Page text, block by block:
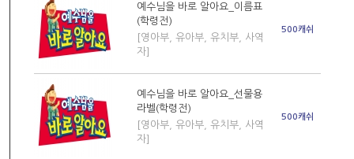
예수님을 바로 알아요_이름표
(학령전)
[영아부, 유아부, 유치부, 사역
자]
500캐쉬
예수님을 바로 알아요_선물용
라벨(학령전)
[영아부, 유아부, 유치부, 사역
자]
500캐쉬